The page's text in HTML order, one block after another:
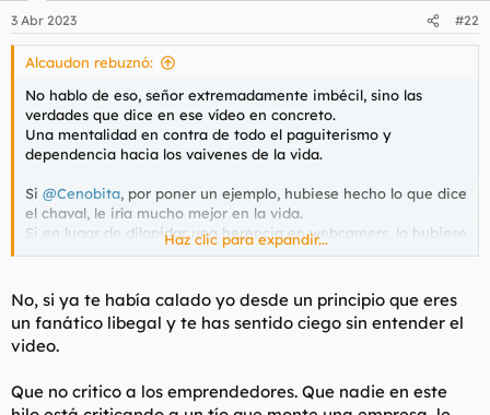
e
s
3 Abr 2023 #22
Alcaudon rebuznó:
No hablo de eso, señor extremadamente imbécil, sino las
verdades que dice en ese vídeo en concreto.
Una mentalidad en contra de todo el paguiterismo y
dependencia hacia los vaivenes de la vida.
Si @Cenobita, por poner un ejemplo, hubiese hecho lo que dice
el chaval, le iría mucho mejor en la vida.
Si en lugar de dilapidar una herencia en webcamers, lo hubiese
invertido en cualquier cosa, ahora no sería un fracasado
No sé cuánto heredó, pero cualquier negocio es mejor que
esperar paguita votando a Podemos. Incluso invertirlo en
acciones de bajo riesgo con arrojo de dividendos ya es seguir
los consejos de ese chaval, en lugar de llorar.
Chavales con padres GenX y millenials tardíos cegados con el
zapaterismo y posterior podemismo, supongo que harto de
Haz clic para expandir...
No, si ya te había calado yo desde un principio que eres
un fanático libegal y te has sentido ciego sin entender el
video.
Que no critico a los emprendedores. Que nadie en este